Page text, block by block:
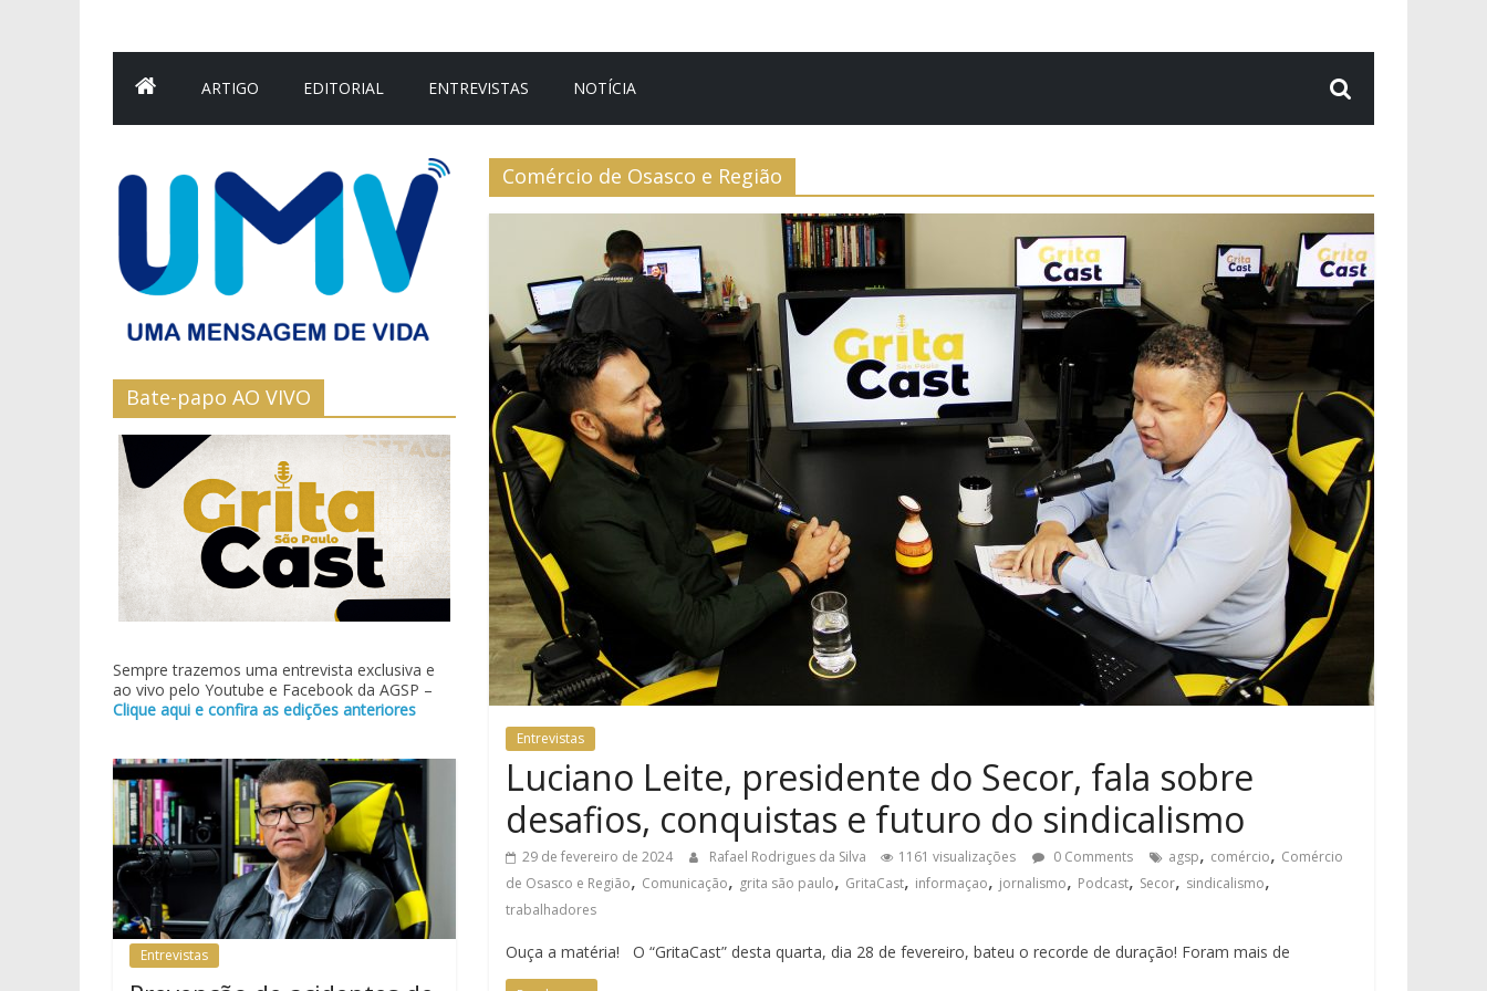
ARTIGO EDITORIAL ENTREVISTAS NOTÍCIA
Comércio de Osasco e Região
Entrevistas
Luciano Leite, presidente do Secor, fala sobre
desafios, conquistas e futuro do sindicalismo
29 de fevereiro de 2024 Rafael Rodrigues da Silva 1161 visualizações 0 Comments agsp, comércio, Comércio
de Osasco e Região, Comunicação, grita são paulo, GritaCast, informaçao, jornalismo, Podcast, Secor, sindicalismo,
trabalhadores
Ouça a matéria! O “GritaCast” desta quarta, dia 28 de fevereiro, bateu o recorde de duração! Foram mais de
Bate-papo AO VIVO
Sempre trazemos uma entrevista exclusiva e
ao vivo pelo Youtube e Facebook da AGSP –
Clique aqui e confira as edições anteriores
Entrevistas